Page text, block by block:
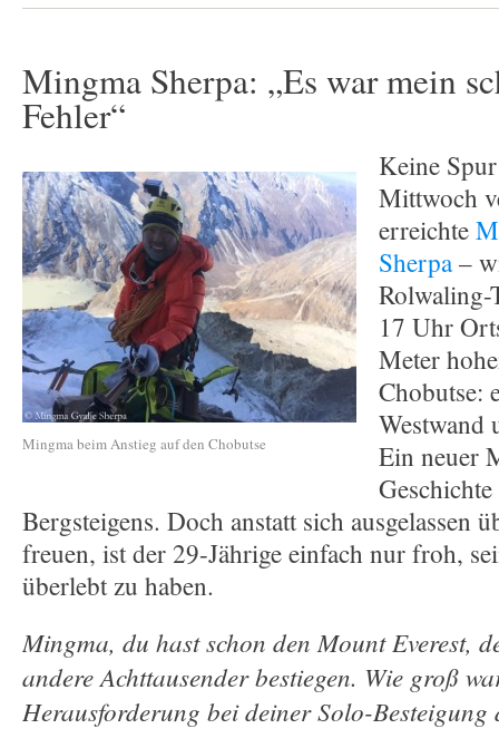
Mingma Sherpa: „Es war mein
Fehler“
Mingma beim Anstieg auf den Chobutse
Keine
Mittwoch
erreichte
Sherpa–
Rolwaling-
17 Uhr
Meter
Chobutse:
Westwand
Ein neuer
Bergsteigens. Doch anstatt sich ausgelassen
freuen, ist der 29-Jährige einfach nur froh,
überlebt zu haben.
Mingma, du hast schon den Mount Everest,
andere Achttausender bestiegen. Wie groß
Herausforderung bei deiner Solo-Besteigung